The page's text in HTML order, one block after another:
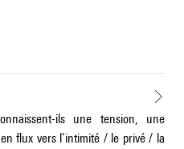
ils une tension, une
flux vers l’intimité / le privé / la